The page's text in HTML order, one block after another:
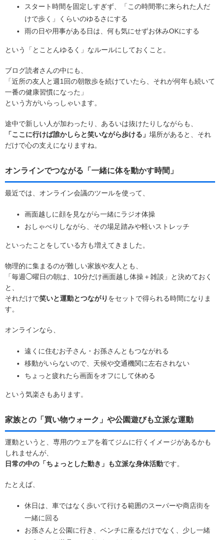
スタート時間を固定しすぎず、「この時間帯に来られた人だ
けで歩く」くらいのゆるさにする
雨の日や用事がある日は、何も気にせずお休みOKにする
という「とことんゆるく」なルールにしておくこと。
ブログ読者さんの中にも、
「近所の友人と週1回の朝散歩を続けていたら、それが何年も続いて
一番の健康習慣になった」
という方がいらっしゃいます。
途中で新しい人が加わったり、あるいは抜けたりしながらも、
「ここに行けば誰かしらと笑いながら歩ける」 場所があると、それ
だけで心の支えになりますね。
オンラインでつながる「一緒に体を動かす時間」
最近では、オンライン会議のツールを使って、
画面越しに顔を見ながら一緒にラジオ体操
おしゃべりしながら、その場足踏みや軽いストレッチ
といったことをしている方も増えてきました。
物理的に集まるのが難しい家族や友人とも、
「毎週◯曜日の朝は、10分だけ画面越し体操＋雑談」と決めておく
と、
それだけで笑いと運動とつながり をセットで得られる時間になりま
す。
オンラインなら、
遠くに住むお子さん・お孫さんともつながれる
移動がいらないので、天候や交通機関に左右されない
ちょっと疲れたら画面をオフにして休める
という気楽さもあります。
家族との「買い物ウォーク」や公園遊びも立派な運動
運動というと、専用のウェアを着てジムに行くイメージがあるかも
しれませんが、
日常の中の「ちょっとした動き」も立派な身体活動です。
たとえば、
休日は、車ではなく歩いて行ける範囲のスーパーや商店街を
一緒に回る
お孫さんと公園に行き、ベンチに座るだけでなく、少し一緒